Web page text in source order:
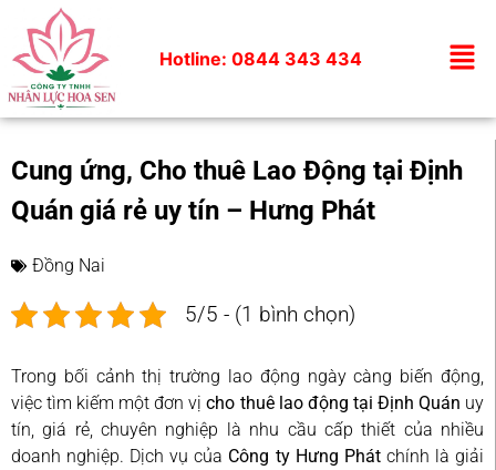
Hotline: 0844 343 434
Cung ứng, Cho thuê Lao Động tại Định
Quán giá rẻ uy tín – Hưng Phát
Đồng Nai
5/5 - (1 bình chọn)
Trong bối cảnh thị trường lao động ngày càng biến động,
việc tìm kiếm một đơn vịcho thuê lao động tại Định Quán uy
tín, giá rẻ, chuyên nghiệp là nhu cầu cấp thiết của nhiều
doanh nghiệp. Dịch vụ của Công ty Hưng Phátchính là giải